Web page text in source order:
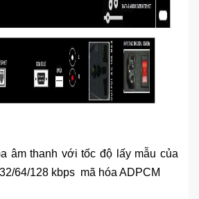
âm thanh với tốc độ lấy mẫu của
64/128 kbps mã hóa ADPCM